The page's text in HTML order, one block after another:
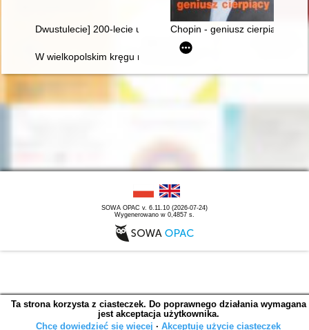
Dwustulecie] 200-lecie urodzin Fryderyka Chopina
Chopin - geniusz cierpiący
W wielkopolskim kręgu rodziny Fryderyka Chopina
SOWA OPAC v. 6.11.10 (2026-07-24)
Wygenerowano w 0,4857 s.
Ta strona korzysta z ciasteczek. Do poprawnego działania wymagana
jest akceptacja użytkownika.
Chcę dowiedzieć się więcej ∙ Akceptuję użycie ciasteczek